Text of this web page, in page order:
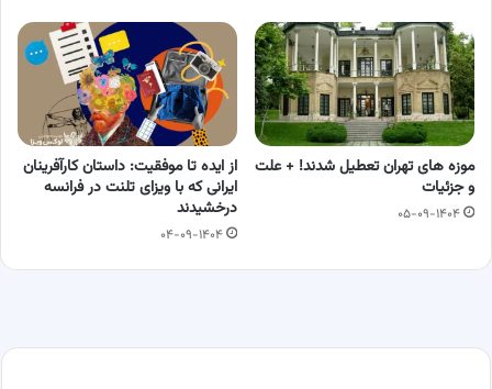
موزه های تهران تعطیل شدند! + علت
و جزئیات
۰۵-۰۹-۱۴۰۴
از ایده تا موفقیت: داستان کارآفرینان
ایرانی که با ویزای تلنت در فرانسه
درخشیدند
۰۴-۰۹-۱۴۰۴